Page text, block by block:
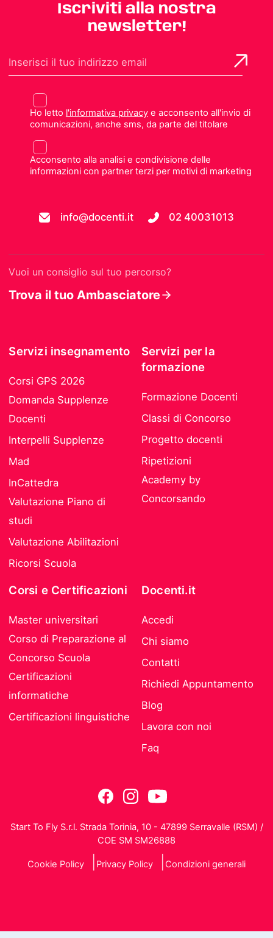
Iscriviti alla nostra
newsletter!
Ho letto l'informativa privacye acconsento all'invio di
comunicazioni, anche sms, da parte del titolare
Acconsento alla analisi e condivisione delle
informazioni con partner terzi per motivi di marketing
info@docenti.it 02 40031013
Vuoi un consiglio sul tuo percorso?
Trova il tuo Ambasciatore
Servizi insegnamento
Corsi GPS 2026
Domanda Supplenze
Docenti
Interpelli Supplenze
Mad
InCattedra
Valutazione Piano di
studi
Valutazione Abilitazioni
Ricorsi Scuola
Servizi per la
formazione
Formazione Docenti
Classi di Concorso
Progetto docenti
Ripetizioni
Academy by
Concorsando
Corsi e Certificazioni
Master universitari
Corso di Preparazione al
Concorso Scuola
Certificazioni
informatiche
Certificazioni linguistiche
Docenti.it
Accedi
Chi siamo
Contatti
Richiedi Appuntamento
Blog
Lavora con noi
Faq
Start To Fly S.r.l. Strada Torinia, 10 - 47899 Serravalle (RSM) /
COE SM SM26888
Cookie Policy Privacy Policy Condizioni generali